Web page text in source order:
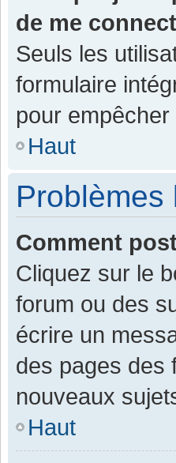
de me
Seuls les
formulaire
pour
Haut
Comment
Cliquez sur le
forum ou des
écrire un
des pages des
nouveaux
Haut